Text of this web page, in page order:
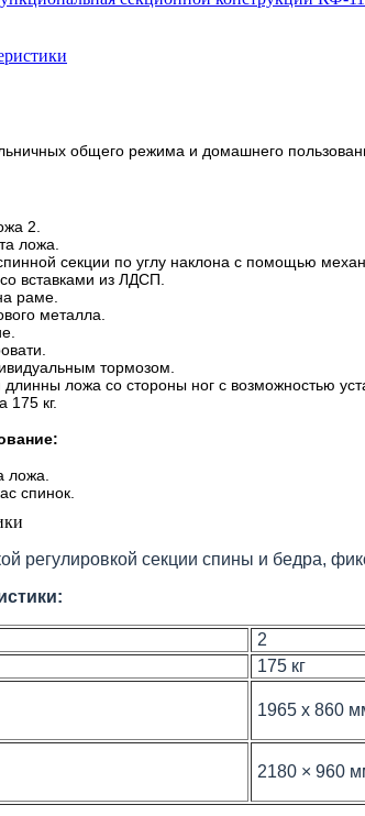
общего режима и домашнего
2.
ложа.
секции по углу наклона с помощью
вставками из ЛДСП.
раме.
металла.
тормозом.
длинны ложа со стороны ног с возможностью
175 кг.
ложа.
спинок.
регулировкой секции спины и бедра,
2
175 кг
1965 х 860
2180 × 960